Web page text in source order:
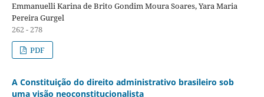
Emmanuelli Karina de Brito Gondim Moura Soares, Yara Maria
Pereira Gurgel
262 - 278
PDF
A Constituição do direito administrativo brasileiro sob
uma visão neoconstitucionalista